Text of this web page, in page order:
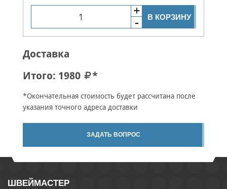
В КОРЗИНУ
Доставка
Итого: 1980 *
*Окончательная стоимость будет рассчитана после
указания точного адреса доставки
ЗАДАТЬ ВОПРОС
ШВЕЙМАСТЕР